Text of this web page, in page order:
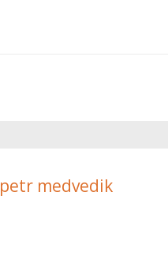
petr medvedik